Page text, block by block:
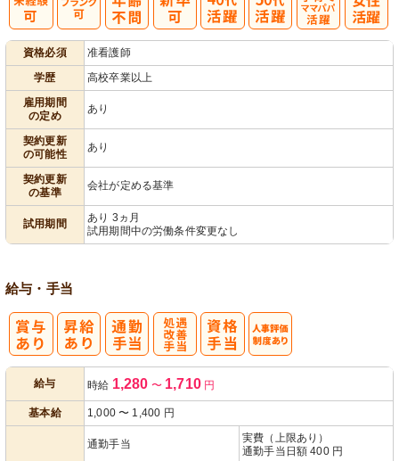
資格必須
准看護師
学歴
高校卒業以上
雇用期間
の定め
あり
契約更新
の可能性
あり
契約更新
の基準
会社が定める基準
試用期間
あり 3ヵ月
試用期間中の労働条件変更なし
給与・手当
給与 時給 1,280 〜 1,710円
基本給 1,000 〜 1,400 円
通勤手当
実費（上限あり）
通勤手当日額 400 円